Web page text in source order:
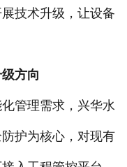
资质荣誉
技术升级，让设备
方向
管理需求，兴华水
护为核心，对现有